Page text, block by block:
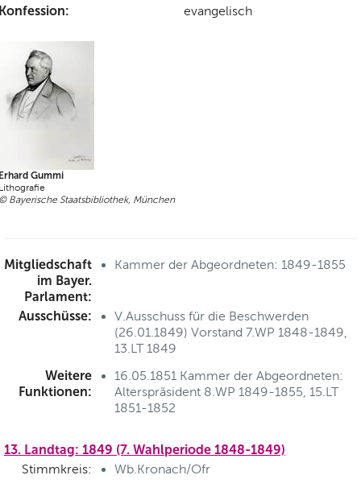
evangelisch
Gummi
Bayerische Staatsbibliothek, München
Mitgliedschaft
im Bayer.
Parlament:
Kammer der Abgeordneten: 1849-1855
Ausschüsse:
V.Ausschuss für die Beschwerden
(26.01.1849) Vorstand 7.WP 1848-1849,
13.LT 1849
Weitere
Funktionen:
16.05.1851 Kammer der Abgeordneten:
Alterspräsident 8.WP 1849-1855, 15.LT
1851-1852
13. Landtag: 1849 (7. Wahlperiode 1848-1849)
Stimmkreis: Wb.Kronach/Ofr